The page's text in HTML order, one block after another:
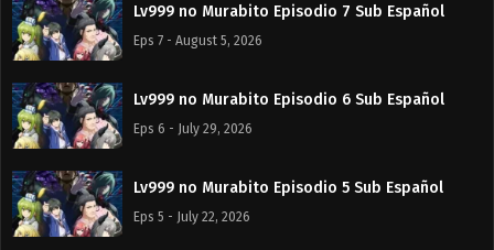
Lv999 no Murabito Episodio 7 Sub Español
Eps 7 - August 5, 2026
Lv999 no Murabito Episodio 6 Sub Español
Eps 6 - July 29, 2026
Lv999 no Murabito Episodio 5 Sub Español
Eps 5 - July 22, 2026